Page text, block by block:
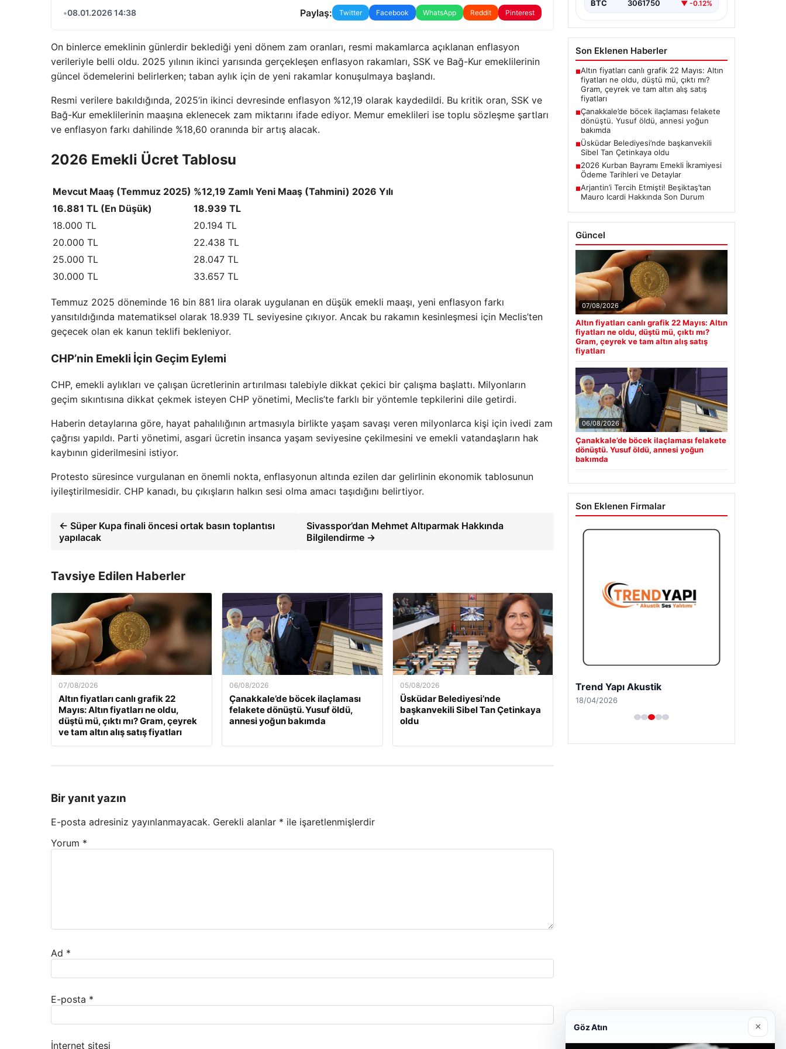
•08.01.2026 14:38 Paylaş: Twitter Facebook WhatsApp Reddit Pinterest
On binlerce emeklinin günlerdir beklediği yeni dönem zam oranları, resmi makamlarca açıklanan enflasyon
verileriyle belli oldu. 2025 yılının ikinci yarısında gerçekleşen enflasyon rakamları, SSK ve Bağ-Kur emeklilerinin
güncel ödemelerini belirlerken; taban aylık için de yeni rakamlar konuşulmaya başlandı.
Resmi verilere bakıldığında, 2025’in ikinci devresinde enflasyon %12,19 olarak kaydedildi. Bu kritik oran, SSK ve
Bağ-Kur emeklilerinin maaşına eklenecek zam miktarını ifade ediyor. Memur emeklileri ise toplu sözleşme şartları
ve enflasyon farkı dahilinde %18,60 oranında bir artış alacak.
2026 Emekli Ücret Tablosu
Mevcut Maaş (Temmuz 2025) %12,19 Zamlı Yeni Maaş (Tahmini) 2026 Yılı
16.881 TL (En Düşük)
18.939 TL
18.000 TL
20.194 TL
20.000 TL
22.438 TL
25.000 TL
28.047 TL
30.000 TL
33.657 TL
Temmuz 2025 döneminde 16 bin 881 lira olarak uygulanan en düşük emekli maaşı, yeni enflasyon farkı
yansıtıldığında matematiksel olarak 18.939 TL seviyesine çıkıyor. Ancak bu rakamın kesinleşmesi için Meclis’ten
geçecek olan ek kanun teklifi bekleniyor.
CHP’nin Emekli İçin Geçim Eylemi
CHP, emekli aylıkları ve çalışan ücretlerinin artırılması talebiyle dikkat çekici bir çalışma başlattı. Milyonların
geçim sıkıntısına dikkat çekmek isteyen CHP yönetimi, Meclis’te farklı bir yöntemle tepkilerini dile getirdi.
Haberin detaylarına göre, hayat pahalılığının artmasıyla birlikte yaşam savaşı veren milyonlarca kişi için ivedi zam
çağrısı yapıldı. Parti yönetimi, asgari ücretin insanca yaşam seviyesine çekilmesini ve emekli vatandaşların hak
kaybının giderilmesini istiyor.
Protesto süresince vurgulanan en önemli nokta, enflasyonun altında ezilen dar gelirlinin ekonomik tablosunun
iyileştirilmesidir. CHP kanadı, bu çıkışların halkın sesi olma amacı taşıdığını belirtiyor.
← Süper Kupa finali öncesi ortak basın toplantısı
yapılacak
Sivasspor’dan Mehmet Altıparmak Hakkında
Bilgilendirme →
Tavsiye Edilen Haberler
07/08/2026
Altın fiyatları canlı grafik 22
Mayıs: Altın fiyatları ne oldu,
düştü mü, çıktı mı? Gram, çeyrek
ve tam altın alış satış fiyatları
06/08/2026
Çanakkale’de böcek ilaçlaması
felakete dönüştü. Yusuf öldü,
annesi yoğun bakımda
05/08/2026
Üsküdar Belediyesi’nde
başkanvekili Sibel Tan Çetinkaya
oldu
Bir yanıt yazın
E-posta adresiniz yayınlanmayacak. Gerekli alanlar * ile işaretlenmişlerdir
Yorum *
Ad *
E-posta *
İnternet sitesi
BTC 3061750 ▼ -0.12%
Son Eklenen Haberler
■Altın fiyatları canlı grafik 22 Mayıs: Altın
fiyatları ne oldu, düştü mü, çıktı mı?
Gram, çeyrek ve tam altın alış satış
fiyatları
■Çanakkale’de böcek ilaçlaması felakete
dönüştü. Yusuf öldü, annesi yoğun
bakımda
■Üsküdar Belediyesi’nde başkanvekili
Sibel Tan Çetinkaya oldu
■2026 Kurban Bayramı Emekli İkramiyesi
Ödeme Tarihleri ve Detaylar
■Arjantin’i Tercih Etmişti! Beşiktaş’tan
Mauro Icardi Hakkında Son Durum
Güncel
07/08/2026
Altın fiyatları canlı grafik 22 Mayıs: Altın
fiyatları ne oldu, düştü mü, çıktı mı?
Gram, çeyrek ve tam altın alış satış
fiyatları
06/08/2026
Çanakkale’de böcek ilaçlaması felakete
dönüştü. Yusuf öldü, annesi yoğun
bakımda
Son Eklenen Firmalar
Trend Yapı Akustik
18/04/2026
Göz Atın ×